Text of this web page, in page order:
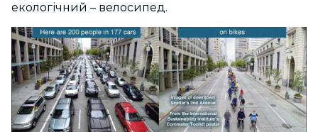
екологічний – велосипед.